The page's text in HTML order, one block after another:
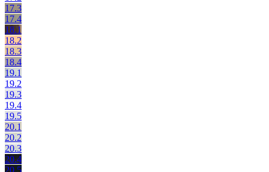
17.3
17.4
18.1
18.2
18.3
18.4
19.1
19.2
19.3
19.4
19.5
20.1
20.2
20.3
20.4
20.5